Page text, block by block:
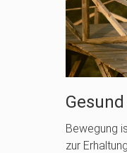
Bewegung
zur